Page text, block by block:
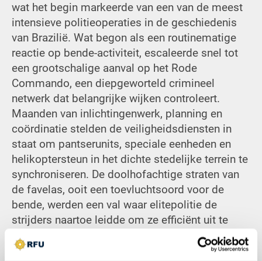
wat het begin markeerde van een van de meest
intensieve politieoperaties in de geschiedenis
van Brazilië. Wat begon als een routinematige
reactie op bende-activiteit, escaleerde snel tot
een grootschalige aanval op het Rode
Commando, een diepgeworteld crimineel
netwerk dat belangrijke wijken controleert.
Maanden van inlichtingenwerk, planning en
coördinatie stelden de veiligheidsdiensten in
staat om pantserunits, speciale eenheden en
helikoptersteun in het dichte stedelijke terrein te
synchroniseren. De doolhofachtige straten van
de favelas, ooit een toevluchtsoord voor de
bende, werden een val waar elitepolitie de
strijders naartoe leidde om ze efficiënt uit te
schakelen. Burgers kwamen klem te zitten in het
kruisvuur, wat de inherente gevaren van